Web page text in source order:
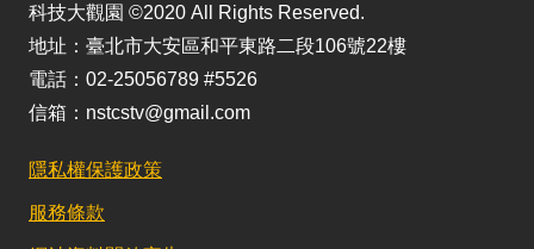
科技大觀園 ©2020 All Rights Reserved.
地址：臺北市大安區和平東路二段106號22樓
電話：02-25056789 #5526
信箱：nstcstv@gmail.com
隱私權保護政策
服務條款